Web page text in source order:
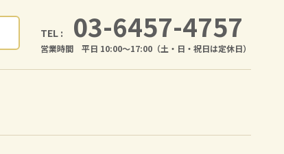
TEL : 03-6457-4757
営業時間 平日 10:00〜17:00（土・日・祝日は定休日）